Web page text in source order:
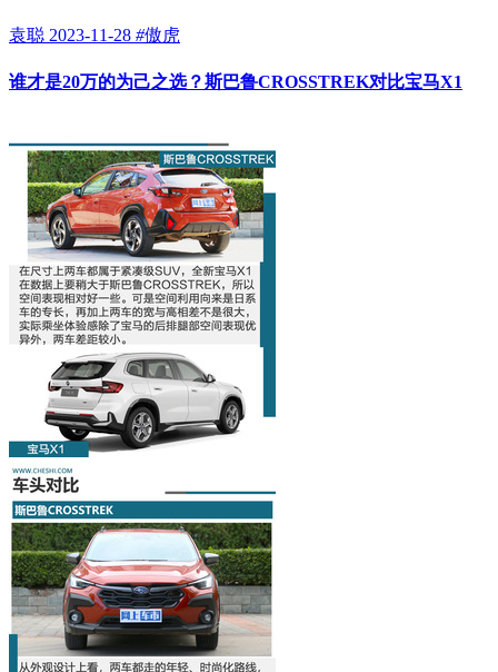
袁聪 2023-11-28 #傲虎
谁才是20万的为己之选？斯巴鲁CROSSTREK对比宝马X1